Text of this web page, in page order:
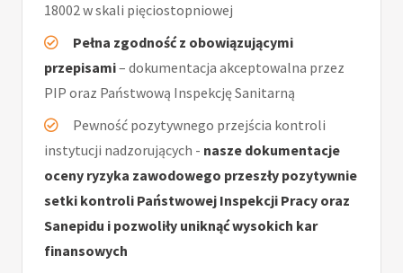
18002 w skali pięciostopniowej
Pełna zgodność z obowiązującymi
przepisami– dokumentacja akceptowalna przez
PIP oraz Państwową Inspekcję Sanitarną
Pewność pozytywnego przejścia kontroli
instytucji nadzorujących - nasze dokumentacje
oceny ryzyka zawodowego przeszły pozytywnie
setki kontroli Państwowej Inspekcji Pracy oraz
Sanepidu i pozwoliły uniknąć wysokich kar
finansowych